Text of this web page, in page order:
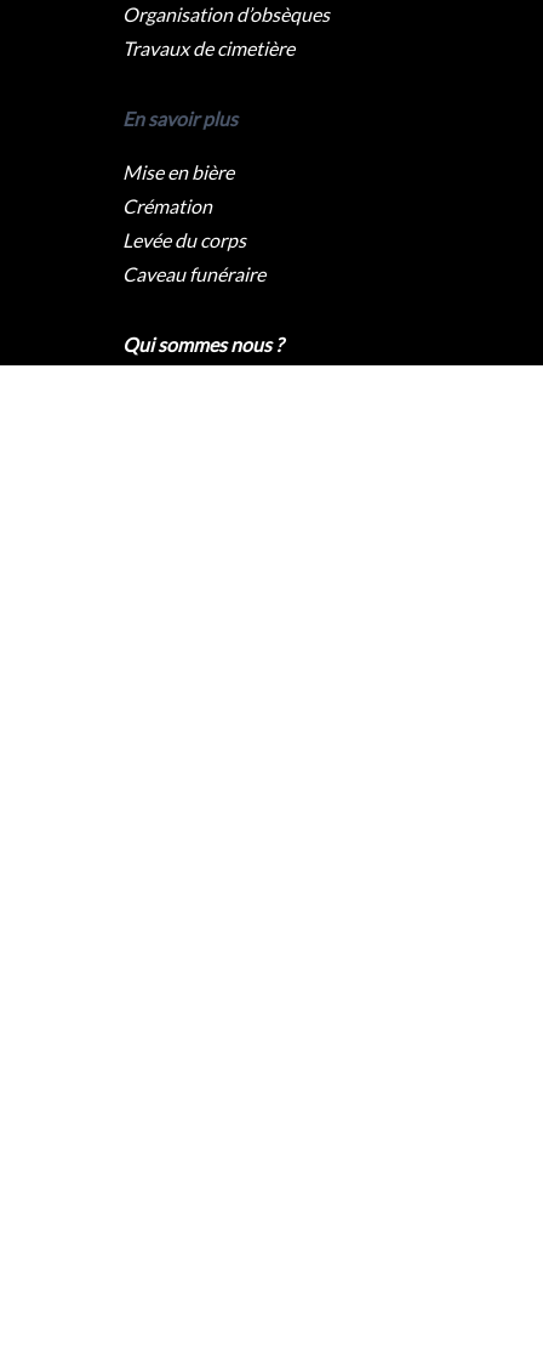
Organisation d’obsèques
Travaux de cimetière
En savoir plus
Mise en bière
Crémation
Levée du corps
Caveau funéraire
Qui sommes nous ?